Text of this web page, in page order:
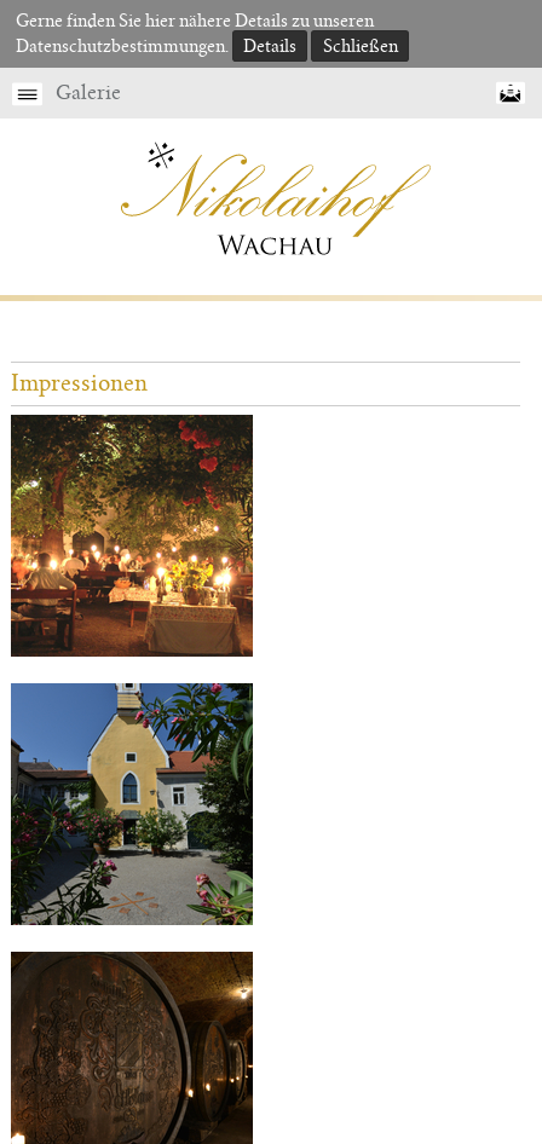
Gerne finden Sie hier nähere Details zu unseren
Datenschutzbestimmungen.
Details Schließen
Impressionen
Galerie